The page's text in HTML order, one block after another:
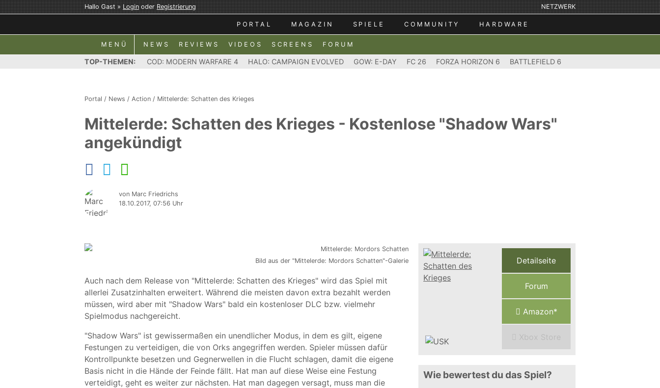
Hallo Gast »LoginoderRegistrierung NETZWERK
PORTAL MAGAZIN SPIELE COMMUNITY HARDWARE
MENÜ NEWS REVIEWS VIDEOS SCREENS FORUM
TOP-THEMEN: COD: MODERN WARFARE 4 HALO: CAMPAIGN EVOLVED GOW: E-DAY FC 26 FORZA HORIZON 6 BATTLEFIELD 6
Portal / News / Action / Mittelerde: Schatten des Krieges
Mittelerde: Schatten des Krieges - Kostenlose "Shadow Wars"
angekündigt
von Marc Friedrichs
18.10.2017, 07:56 Uhr
Bild aus der "Mittelerde: Mordors Schatten"-Galerie
Auch nach dem Release von "Mittelerde: Schatten des Krieges" wird das Spiel mit
allerlei Zusatzinhalten erweitert. Während die meisten davon extra bezahlt werden
müssen, wird aber mit "Shadow Wars" bald ein kostenloser DLC bzw. vielmehr
Spielmodus nachgereicht.
"Shadow Wars" ist gewissermaßen ein unendlicher Modus, in dem es gilt, eigene
Festungen zu verteidigen, die von Orks angegriffen werden. Spieler müssen dafür
Kontrollpunkte besetzen und Gegnerwellen in die Flucht schlagen, damit die eigene
Basis nicht in die Hände der Feinde fällt. Hat man auf diese Weise eine Festung
verteidigt, geht es weiter zur nächsten. Hat man dagegen versagt, muss man die
Detailseite
Forum
Amazon*
Xbox Store
Wie bewertest du das Spiel?